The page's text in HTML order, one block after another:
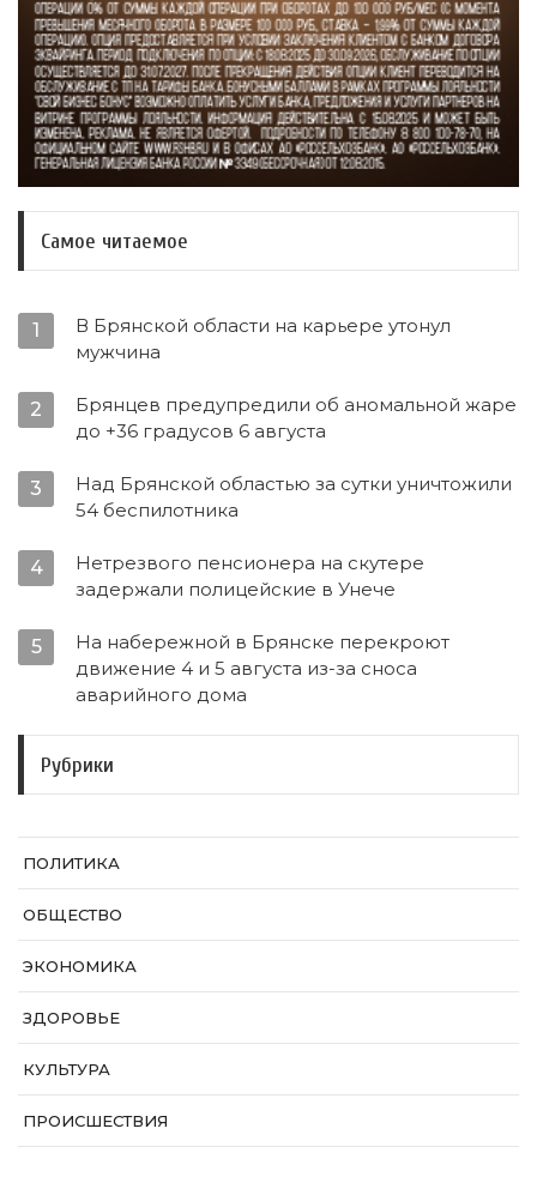
Самое читаемое
1
В Брянской области на карьере утонул
мужчина
2
Брянцев предупредили об аномальной жаре
до +36 градусов 6 августа
3
Над Брянской областью за сутки уничтожили
54 беспилотника
4
Нетрезвого пенсионера на скутере
задержали полицейские в Унече
5
На набережной в Брянске перекроют
движение 4 и 5 августа из-за сноса
аварийного дома
Рубрики
ПОЛИТИКА
ОБЩЕСТВО
ЭКОНОМИКА
ЗДОРОВЬЕ
КУЛЬТУРА
ПРОИСШЕСТВИЯ